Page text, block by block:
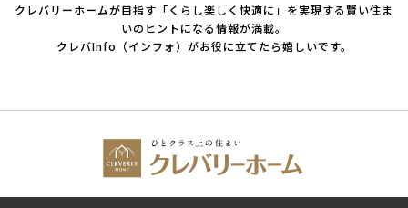
クレバリーホームが目指す「くらし楽しく快適に」を実現する賢い住ま
いのヒントになる情報が満載。
クレバInfo（インフォ）がお役に立てたら嬉しいです。